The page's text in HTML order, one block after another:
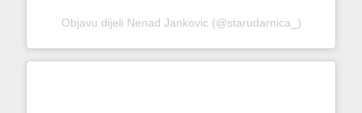
Objavu dijeli Nenad Jankovic (@starudarnica_)